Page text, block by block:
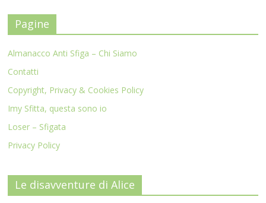
Pagine
Almanacco Anti Sfiga – Chi Siamo
Contatti
Copyright, Privacy & Cookies Policy
Imy Sfitta, questa sono io
Loser – Sfigata
Privacy Policy
Le disavventure di Alice